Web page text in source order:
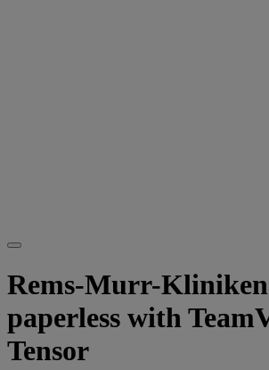
Rems-Murr-Kliniken
paperless with
Tensor